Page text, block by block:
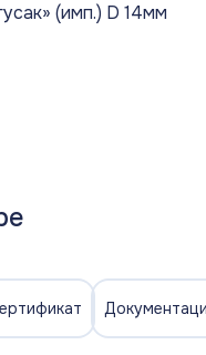
(имп.) D 14мм